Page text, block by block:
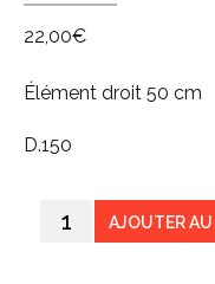
22,00€
Élément droit 50 cm
D.150
AJOUTER AU